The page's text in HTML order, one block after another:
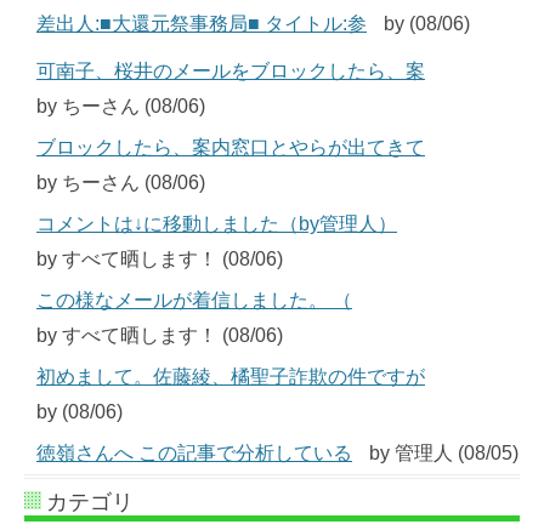
差出人:■大還元祭事務局■ タイトル:参
by (08/06)
可南子、桜井のメールをブロックしたら、案
by ちーさん (08/06)
ブロックしたら、案内窓口とやらが出てきて
by ちーさん (08/06)
コメントは↓に移動しました（by管理人）
by すべて晒します！ (08/06)
この様なメールが着信しました。 （
by すべて晒します！ (08/06)
初めまして。佐藤綾、橘聖子詐欺の件ですが
by (08/06)
徳嶺さんへ この記事で分析している
by 管理人 (08/05)
カテゴリ